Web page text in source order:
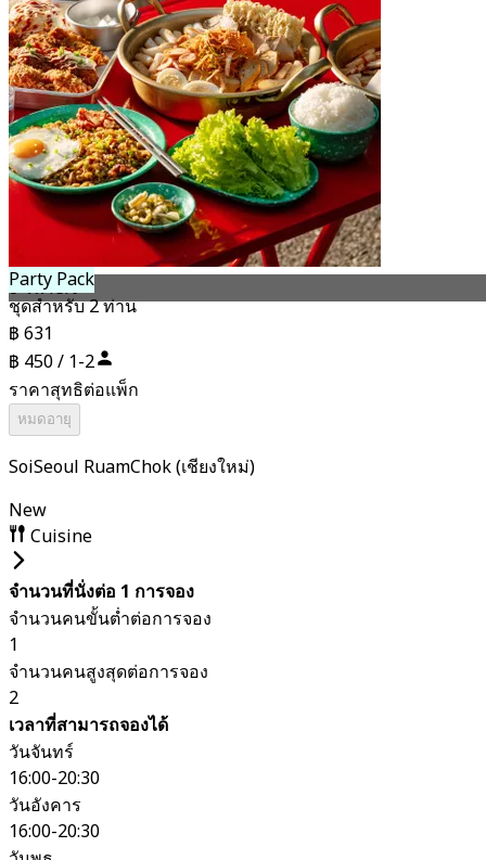
8 วัน left
Party Pack
ชุดสำหรับ 2 ท่าน
฿ 631
฿ 450 / 1-2
ราคาสุทธิต่อแพ็ก
หมดอายุ
SoiSeoul RuamChok (เชียงใหม่)
New
Cuisine
จำนวนที่นั่งต่อ 1 การจอง
จำนวนคนขั้นต่ำต่อการจอง
1
จำนวนคนสูงสุดต่อการจอง
2
เวลาที่สามารถจองได้
วันจันทร์
16:00-20:30
วันอังคาร
16:00-20:30